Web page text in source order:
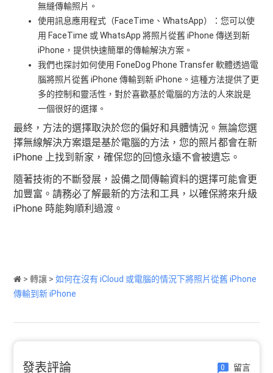
無縫傳輸照片。
使用訊息應用程式（FaceTime、WhatsApp）：您可以使
用 FaceTime 或 WhatsApp 將照片從舊 iPhone 傳送到新
iPhone，提供快速簡單的傳輸解決方案。
我們也探討如何使用 FoneDog Phone Transfer 軟體透過電
腦將照片從舊 iPhone 傳輸到新 iPhone。這種方法提供了更
多的控制和靈活性，對於喜歡基於電腦的方法的人來說是
一個很好的選擇。
最終，方法的選擇取決於您的偏好和具體情況。無論您選
擇無線解決方案還是基於電腦的方法，您的照片都會在新
iPhone 上找到新家，確保您的回憶永遠不會被遺忘。
隨著技術的不斷發展，設備之間傳輸資料的選擇可能會更
加豐富。請務必了解最新的方法和工具，以確保將來升級
iPhone 時能夠順利過渡。
>轉讓 >如何在沒有 iCloud 或電腦的情況下將照片從舊 iPhone
傳輸到新 iPhone
發表評論 0 留言